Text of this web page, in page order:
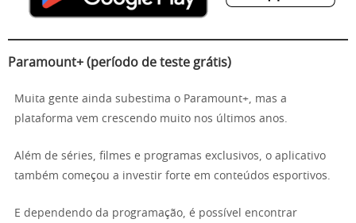
Paramount+ (período de teste grátis)
Muita gente ainda subestima o Paramount+, mas a
plataforma vem crescendo muito nos últimos anos.
Além de séries, filmes e programas exclusivos, o aplicativo
também começou a investir forte em conteúdos esportivos.
E dependendo da programação, é possível encontrar